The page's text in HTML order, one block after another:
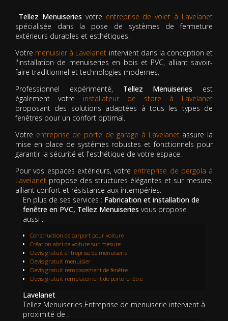
Tellez Menuiseries votre entreprise de volet à Lavelanet
spécialisée dans la pose de systèmes de fermeture
extérieurs durables et esthétiques.
Votre menuisier à Lavelanet intervient dans la conception et
l'installation de menuiseries en bois et PVC, alliant savoir-
faire traditionnel et technologies modernes.
Professionnel expérimenté, Tellez Menuiseries est
également votre installateur de store à Lavelanet
proposant des solutions adaptées à tous les types de
fenêtres pour un confort optimal.
Votre entreprise de porte de garage à Lavelanetassure la
mise en place de systèmes robustes et fonctionnels pour
garantir la sécurité et l'esthétique de votre espace.
Pour vos espaces extérieurs, votre entreprise de pergola à
Lavelanet propose des structures élégantes et sur mesure,
alliant confort et résistance aux intempéries.
En plus de ses services : Fabrication et installation de
fenêtre en PVC, Tellez Menuiseries vous propose
aussi :
Construction de carport pour voiture
Création abri de voiture sur mesure
Devis gratuit entreprise de menuiserie
Devis gratuit menuisier
Devis gratuit remplacement de fenêtre
Devis gratuit remplacement de porte fenêtre
Lavelanet
Tellez Menuiseries Entreprise de menuiserie intervient à
proximité de :